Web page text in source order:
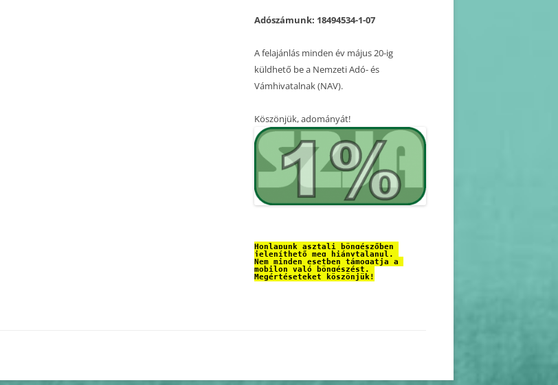
Adószámunk: 18494534-1-07
A felajánlás minden év május 20-ig
küldhető be a Nemzeti Adó- és
Vámhivatalnak (NAV).
Köszönjük, adományát!
Honlapunk asztali böngészőben
jeleníthető meg hiánytalanul.
Nem minden esetben támogatja a
mobilon való böngészést.
Megértéseteket köszönjük!